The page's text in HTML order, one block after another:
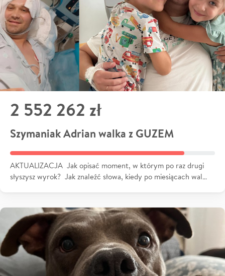
2 552 262 zł
Szymaniak Adrian walka z GUZEM
AKTUALIZACJA Jak opisać moment, w którym po raz drugi
słyszysz wyrok? Jak znaleźć słowa, kiedy po miesiącach wal…